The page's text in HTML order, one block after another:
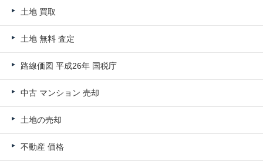
土地 買取
土地 無料 査定
路線価図 平成26年 国税庁
中古 マンション 売却
土地の売却
不動産 価格